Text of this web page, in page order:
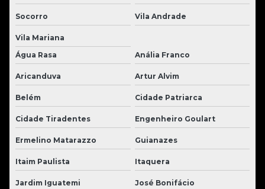
Socorro Vila Andrade
Vila Mariana
Água Rasa
Anália Franco
Aricanduva Artur Alvim
Belém Cidade Patriarca
Cidade Tiradentes Engenheiro Goulart
Ermelino Matarazzo Guianazes
Itaim Paulista Itaquera
Jardim Iguatemi José Bonifácio